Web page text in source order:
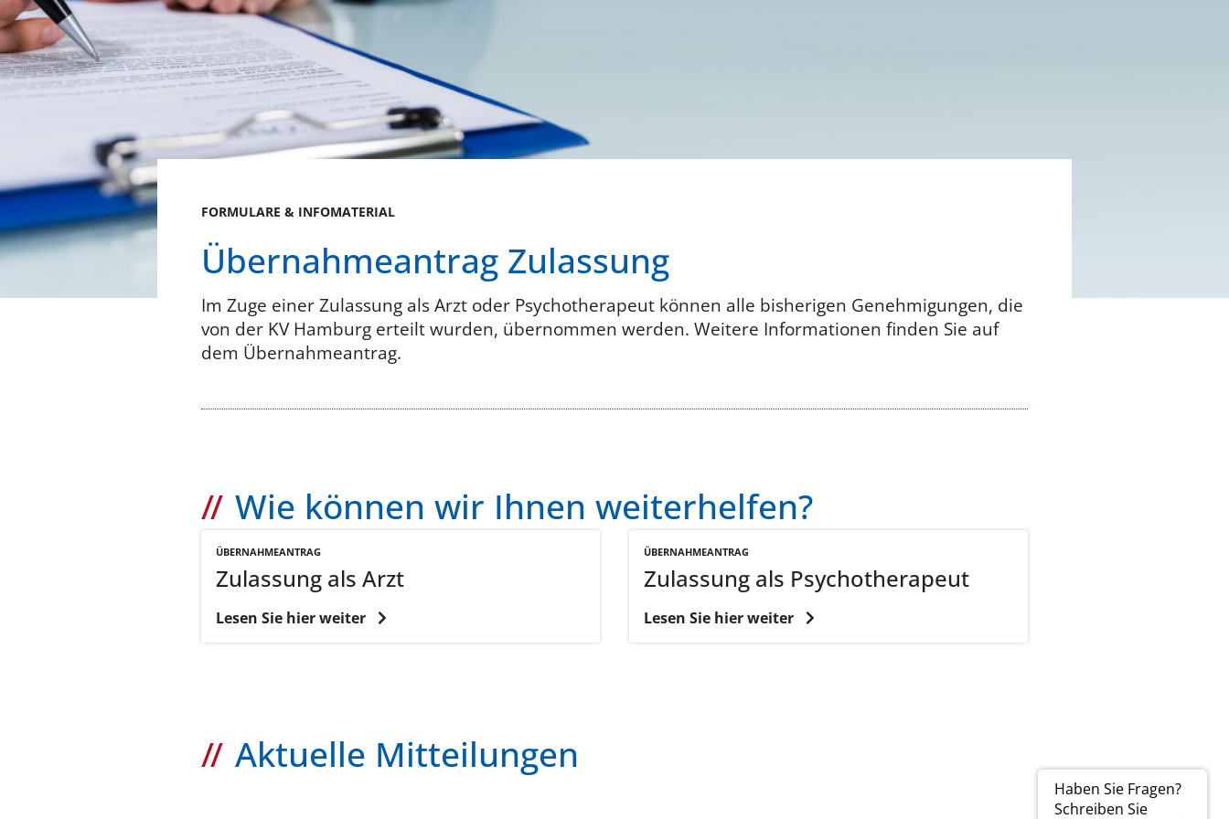
Haben Sie Fragen?
Schreiben Sie
FORMULARE & INFOMATERIAL
Übernahmeantrag Zulassung
Im Zuge einer Zulassung als Arzt oder Psychotherapeut können alle bisherigen Genehmigungen, die
von der KV Hamburg erteilt wurden, übernommen werden. Weitere Informationen finden Sie auf
dem Übernahmeantrag.
Wie können wir Ihnen weiterhelfen?
ÜBERNAHMEANTRAG
Zulassung als Arzt
Lesen Sie hier weiter
ÜBERNAHMEANTRAG
Zulassung als Psychotherapeut
Lesen Sie hier weiter
Aktuelle Mitteilungen